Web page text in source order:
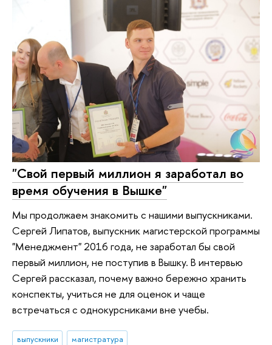
"Свой первый миллион я заработал во
время обучения в Вышке"
Мы продолжаем знакомить с нашими выпускниками.
Сергей Липатов, выпускник магистерской программы
"Менеджмент" 2016 года, не заработал бы свой
первый миллион, не поступив в Вышку. В интервью
Сергей рассказал, почему важно бережно хранить
конспекты, учиться не для оценок и чаще
встречаться с однокурсниками вне учебы.
выпускники
магистратура